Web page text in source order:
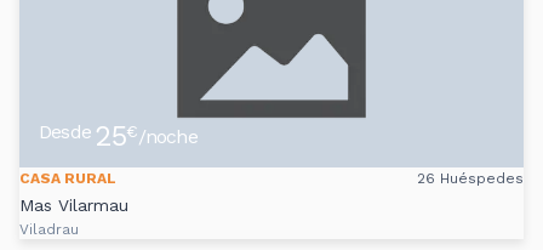
Desde 25€/noche
CASA RURAL 26 Huéspedes
Mas Vilarmau
Viladrau